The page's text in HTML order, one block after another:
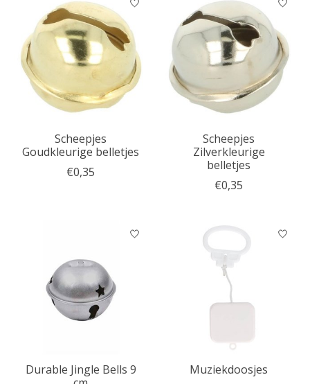
Scheepjes
Goudkleurige belletjes
€0,35
Scheepjes
Zilverkleurige
belletjes
€0,35
Durable Jingle Bells 9
Muziekdoosjes